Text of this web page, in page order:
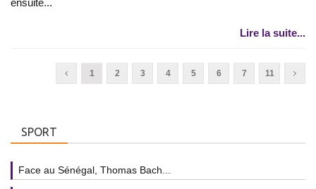
ensuite...
Lire la suite...
1 2 3 4 5 6 7 11
SPORT
Face au Sénégal, Thomas Bach...